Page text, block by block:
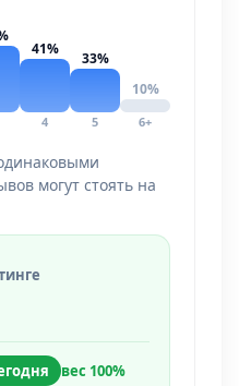
41%
4
33%
5
10%
6+
могут стоять на
вес 100%